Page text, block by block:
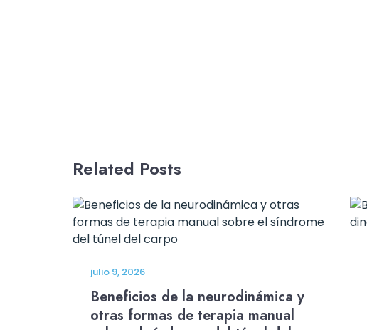
Related Posts
julio 9, 2026
Beneficios de la neurodinámica y
otras formas de terapia manual